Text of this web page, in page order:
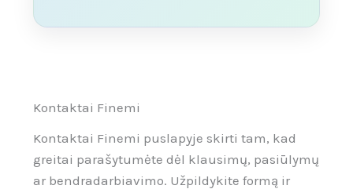
Kontaktai Finemi
Kontaktai Finemi puslapyje skirti tam, kad
greitai parašytumėte dėl klausimų, pasiūlymų
ar bendradarbiavimo. Užpildykite formą ir